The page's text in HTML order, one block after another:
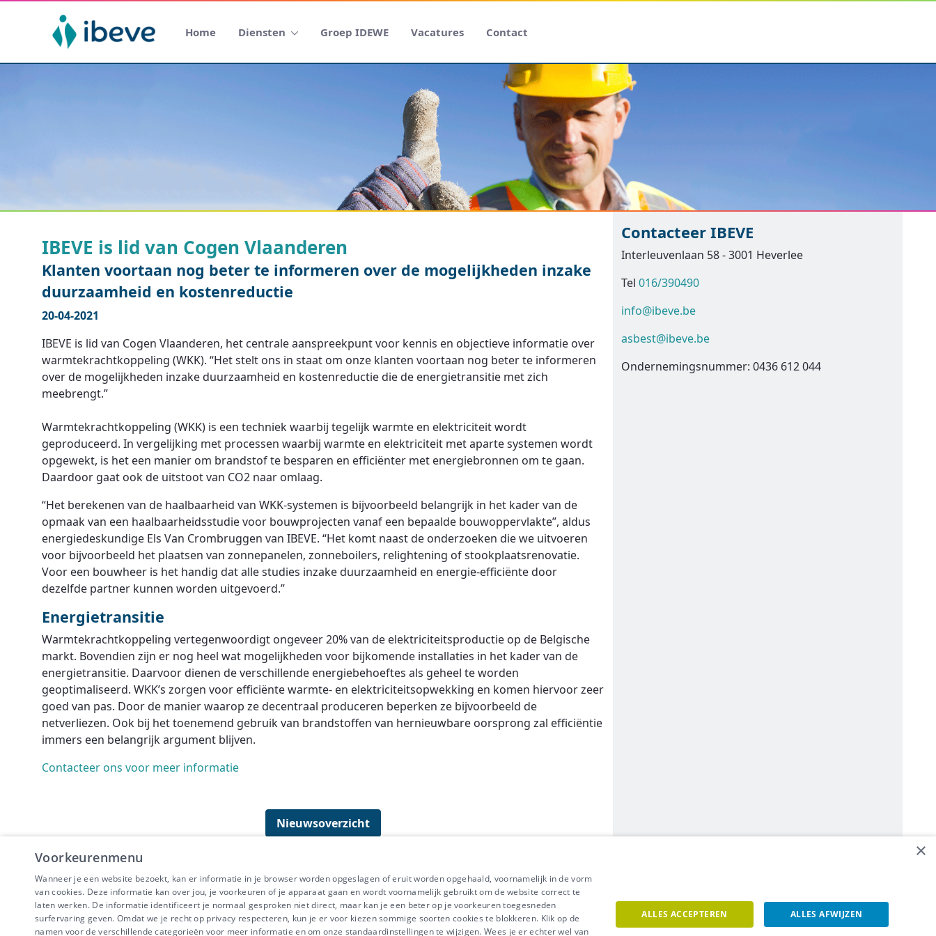
Home Diensten Groep IDEWE Vacatures Contact
IBEVE is lid van Cogen Vlaanderen
Klanten voortaan nog beter te informeren over de mogelijkheden inzake
duurzaamheid en kostenreductie
20-04-2021
IBEVE is lid van Cogen Vlaanderen, het centrale aanspreekpunt voor kennis en objectieve informatie over
warmtekrachtkoppeling (WKK). “Het stelt ons in staat om onze klanten voortaan nog beter te informeren
over de mogelijkheden inzake duurzaamheid en kostenreductie die de energietransitie met zich
meebrengt.”
Warmtekrachtkoppeling (WKK) is een techniek waarbij tegelijk warmte en elektriciteit wordt
geproduceerd. In vergelijking met processen waarbij warmte en elektriciteit met aparte systemen wordt
opgewekt, is het een manier om brandstof te besparen en efficiënter met energiebronnen om te gaan.
Daardoor gaat ook de uitstoot van CO2 naar omlaag.
“Het berekenen van de haalbaarheid van WKK-systemen is bijvoorbeeld belangrijk in het kader van de
opmaak van een haalbaarheidsstudie voor bouwprojecten vanaf een bepaalde bouwoppervlakte”, aldus
energiedeskundige Els Van Crombruggen van IBEVE. “Het komt naast de onderzoeken die we uitvoeren
voor bijvoorbeeld het plaatsen van zonnepanelen, zonneboilers, relightening of stookplaatsrenovatie.
Voor een bouwheer is het handig dat alle studies inzake duurzaamheid en energie-efficiënte door
dezelfde partner kunnen worden uitgevoerd.”
Energietransitie
Warmtekrachtkoppeling vertegenwoordigt ongeveer 20% van de elektriciteitsproductie op de Belgische
markt. Bovendien zijn er nog heel wat mogelijkheden voor bijkomende installaties in het kader van de
energietransitie. Daarvoor dienen de verschillende energiebehoeftes als geheel te worden
geoptimaliseerd. WKK’s zorgen voor efficiënte warmte- en elektriciteitsopwekking en komen hiervoor zeer
goed van pas. Door de manier waarop ze decentraal produceren beperken ze bijvoorbeeld de
netverliezen. Ook bij het toenemend gebruik van brandstoffen van hernieuwbare oorsprong zal efficiëntie
immers een belangrijk argument blijven.
Contacteer ons voor meer informatie
Nieuwsoverzicht
Contacteer IBEVE
Interleuvenlaan 58 - 3001 Heverlee
Tel 016/390490
info@ibeve.be
asbest@ibeve.be
Ondernemingsnummer: 0436 612 044
IBEVE maakt deel uit van Groep IDEWE
×
Voorkeurenmenu
Wanneer je een website bezoekt, kan er informatie in je browser worden opgeslagen of eruit worden opgehaald, voornamelijk in de vorm
van cookies. Deze informatie kan over jou, je voorkeuren of je apparaat gaan en wordt voornamelijk gebruikt om de website correct te
laten werken. De informatie identificeert je normaal gesproken niet direct, maar kan je een beter op je voorkeuren toegesneden
surfervaring geven. Omdat we je recht op privacy respecteren, kun je er voor kiezen sommige soorten cookies te blokkeren. Klik op de
namen voor de verschillende categorieën voor meer informatie en om onze standaardinstellingen te wijzigen. Wees je er echter wel van
ALLES ACCEPTEREN ALLES AFWIJZEN